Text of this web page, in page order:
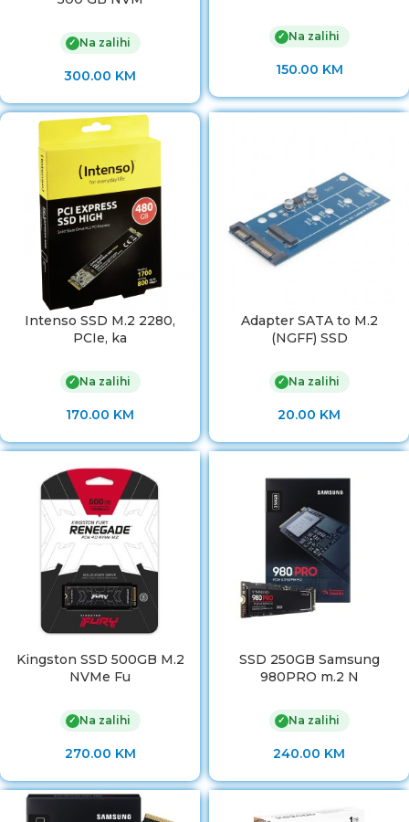
✓ Na zalihi
300.00 KM
✓ Na zalihi
150.00 KM
Intenso SSD M.2 2280,
PCIe, ka
✓ Na zalihi
170.00 KM
Adapter SATA to M.2
(NGFF) SSD
✓ Na zalihi
20.00 KM
Kingston SSD 500GB M.2
NVMe Fu
✓ Na zalihi
270.00 KM
SSD 250GB Samsung
980PRO m.2 N
✓ Na zalihi
240.00 KM